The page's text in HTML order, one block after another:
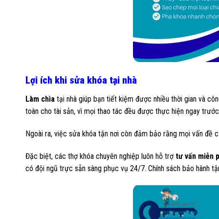
Lợi ích khi sửa khóa tại nhà
Làm chìa tại nhà giúp bạn tiết kiệm được nhiều thời gian và
toàn cho tài sản, vì mọi thao tác đều được thực hiện ngay
Ngoài ra, việc sửa khóa tận nơi còn đảm bảo rằng mọi vấn
Đặc biệt, các thợ khóa chuyên nghiệp luôn hỗ trợ tư vấn miễn
có đội ngũ trực sẵn sàng phục vụ 24/7. Chính sách bảo hành